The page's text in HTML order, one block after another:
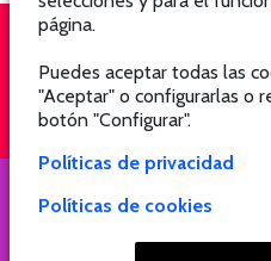
QUIÉNES SOMOS
página.
Puedes aceptar todas las
"Aceptar" o configurarlas o
botón "Configurar".
Políticas de privacidad
Políticas de cookies